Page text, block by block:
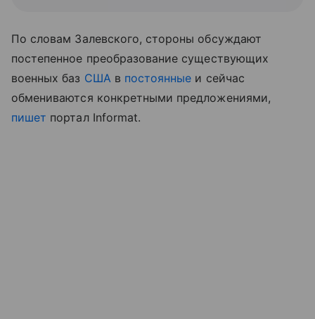
По словам Залевского, стороны обсуждают
постепенное преобразование существующих
военных баз США в постоянные и сейчас
обмениваются конкретными предложениями,
пишет портал Informat.